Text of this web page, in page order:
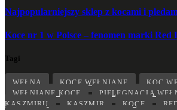
Najpopularniejszy sklep z kocami i
Koce nr 1 w Polsce – fenomen marki Red
Tagi
WEŁNA KOCE WEŁNIANE
KOC
WEŁNIANE KOCE
PIELĘGNACJA
KASZMIRU
KASZMIR KOCE